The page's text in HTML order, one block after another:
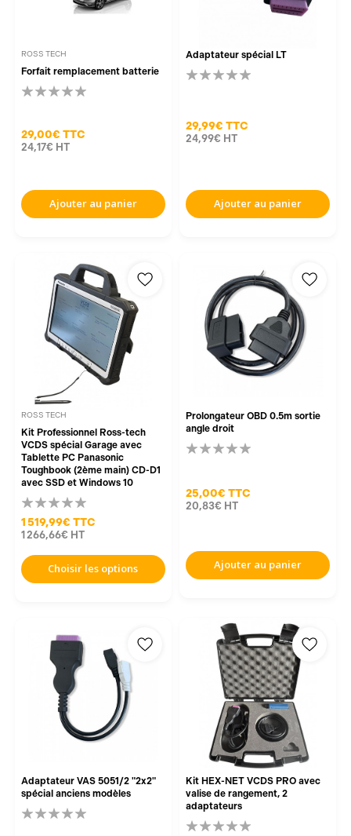
ROSS TECH
Forfait remplacement batterie
29,00€ TTC
24,17€ HT
Ajouter au panier
Adaptateur spécial LT
29,99€ TTC
24,99€ HT
Ajouter au panier
ROSS TECH
Kit Professionnel Ross-tech
VCDS spécial Garage avec
Tablette PC Panasonic
Toughbook (2ème main) CD-D1
avec SSD et Windows 10
1 519,99€ TTC
1 266,66€ HT
Choisir les options
Prolongateur OBD 0.5m sortie
angle droit
25,00€ TTC
20,83€ HT
Ajouter au panier
Adaptateur VAS 5051/2 "2x2"
spécial anciens modèles
Kit HEX-NET VCDS PRO avec
valise de rangement, 2
adaptateurs